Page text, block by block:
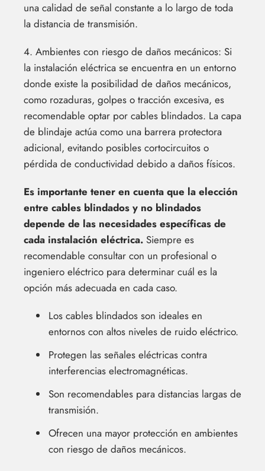
una calidad de señal constante a lo largo de toda
la distancia de transmisión.
4. Ambientes con riesgo de daños mecánicos: Si
la instalación eléctrica se encuentra en un entorno
donde existe la posibilidad de daños mecánicos,
como rozaduras, golpes o tracción excesiva, es
recomendable optar por cables blindados. La capa
de blindaje actúa como una barrera protectora
adicional, evitando posibles cortocircuitos o
pérdida de conductividad debido a daños físicos.
Es importante tener en cuenta que la elección
entre cables blindados y no blindados
depende de las necesidades específicas de
cada instalación eléctrica. Siempre es
recomendable consultar con un profesional o
ingeniero eléctrico para determinar cuál es la
opción más adecuada en cada caso.
Los cables blindados son ideales en
entornos con altos niveles de ruido eléctrico.
Protegen las señales eléctricas contra
interferencias electromagnéticas.
Son recomendables para distancias largas de
transmisión.
Ofrecen una mayor protección en ambientes
con riesgo de daños mecánicos.